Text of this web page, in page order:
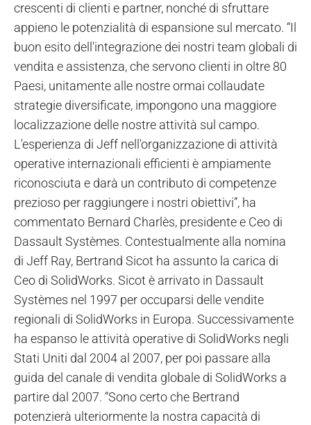
crescenti di clienti e partner, nonché di sfruttare
appieno le potenzialità di espansione sul mercato. “Il
buon esito dell'integrazione dei nostri team globali di
vendita e assistenza, che servono clienti in oltre 80
Paesi, unitamente alle nostre ormai collaudate
strategie diversificate, impongono una maggiore
localizzazione delle nostre attività sul campo.
L'esperienza di Jeff nell'organizzazione di attività
operative internazionali efficienti è ampiamente
riconosciuta e darà un contributo di competenze
prezioso per raggiungere i nostri obiettivi”, ha
commentato Bernard Charlès, presidente e Ceo di
Dassault Systèmes. Contestualmente alla nomina
di Jeff Ray, Bertrand Sicot ha assunto la carica di
Ceo di SolidWorks. Sicot è arrivato in Dassault
Systèmes nel 1997 per occuparsi delle vendite
regionali di SolidWorks in Europa. Successivamente
ha espanso le attività operative di SolidWorks negli
Stati Uniti dal 2004 al 2007, per poi passare alla
guida del canale di vendita globale di SolidWorks a
partire dal 2007. “Sono certo che Bertrand
potenzierà ulteriormente la nostra capacità di